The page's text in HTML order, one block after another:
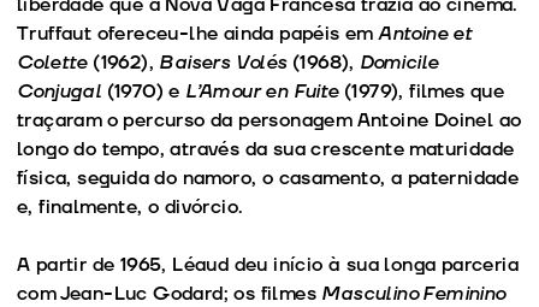
Truffaut ofereceu-lhe ainda papéis emAntoine et
Colette (1962), Baisers Volés(1968), Domicile
Conjugal (1970) e L’Amour en Fuite(1979), filmes que
traçaram o percurso da personagem Antoine Doinel ao
longo do tempo, através da sua crescente maturidade
física, seguida do namoro, o casamento, a paternidade
e, finalmente, o divórcio.
A partir de 1965, Léaud deu início à sua longa parceria
com Jean-Luc Godard; os filmes Masculino Feminino